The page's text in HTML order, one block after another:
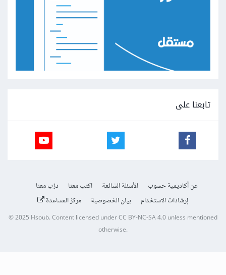
تابعنا على
عن أكاديمية حسوب الأسئلة الشائعة اكتب معنا
درّب معنا
إرشادات الاستخدام
بيان الخصوصية مركز المساعدة
© 2025 Hsoub.Content licensed underCC BY-NC-SA 4.0unless mentioned
otherwise.